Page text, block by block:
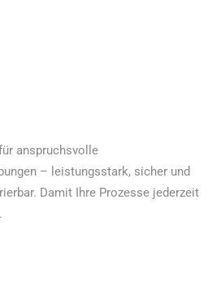
anspruchsvolle
– leistungsstark, sicher und
Damit Ihre Prozesse jederzeit